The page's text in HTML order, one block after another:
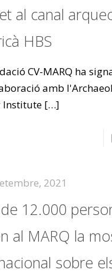
al canal
HBS
CV-MARQ ha
amb
Institute […]
2021
12.000
al MARQ la
sobre